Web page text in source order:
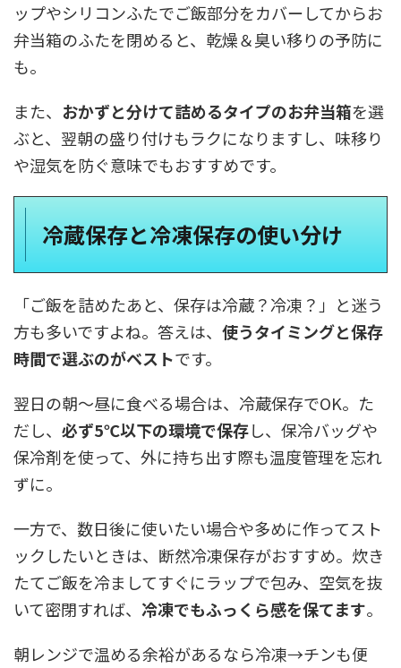
ップやシリコンふたでご飯部分をカバーしてからお
弁当箱のふたを閉めると、乾燥＆臭い移りの予防に
も。
また、 おかずと分けて詰めるタイプのお弁当箱を選
ぶと、翌朝の盛り付けもラクになりますし、味移り
や湿気を防ぐ意味でもおすすめです。
冷蔵保存と冷凍保存の使い分け
「ご飯を詰めたあと、保存は冷蔵？冷凍？」と迷う
方も多いですよね。答えは、 使うタイミングと保存
時間で選ぶのがベストです。
翌日の朝〜昼に食べる場合は、冷蔵保存でOK。た
だし、 必ず5℃以下の環境で保存し、保冷バッグや
保冷剤を使って、外に持ち出す際も温度管理を忘れ
ずに。
一方で、数日後に使いたい場合や多めに作ってスト
ックしたいときは、断然冷凍保存がおすすめ。炊き
たてご飯を冷ましてすぐにラップで包み、空気を抜
いて密閉すれば、 冷凍でもふっくら感を保てます。
朝レンジで温める余裕があるなら冷凍→チンも便